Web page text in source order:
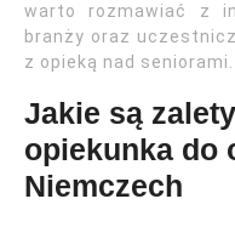
warto rozmawiać z
branży oraz
z opieką nad seniorami.
Jakie są
opiekunka do
Niemczech